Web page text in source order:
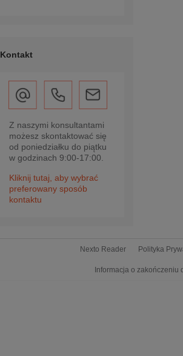
Kontakt
Z naszymi konsultantami
możesz skontaktować się
od poniedziałku do piątku
w godzinach 9:00-17:00.
Kliknij tutaj, aby wybrać
preferowany sposób
kontaktu
Nexto Reader Polityka
Informacja o zakończeniu